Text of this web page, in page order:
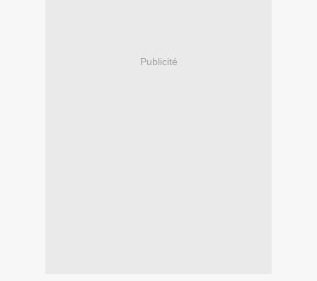
Publicité